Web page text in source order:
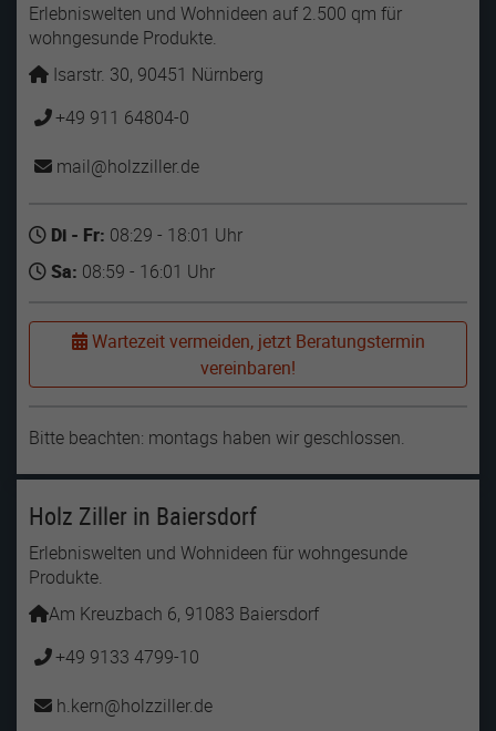
Erlebniswelten und Wohnideen auf 2.500 qm für
wohngesunde Produkte.
Isarstr. 30, 90451 Nürnberg
+49 911 64804-0
mail holzziller de
Di - Fr: 08:29 - 18:01 Uhr
Sa: 08:59 - 16:01 Uhr
Wartezeit vermeiden, jetzt Beratungstermin
vereinbaren!
Bitte beachten: montags haben wir geschlossen.
Holz Ziller in Baiersdorf
Erlebniswelten und Wohnideen für wohngesunde
Produkte.
Am Kreuzbach 6, 91083 Baiersdorf
+49 9133 4799-10
h.kern holzziller de